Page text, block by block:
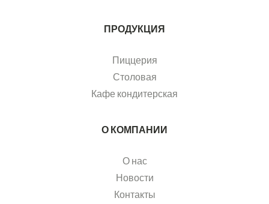
ПРОДУКЦИЯ
Пиццерия
Столовая
Кафе кондитерская
О КОМПАНИИ
О нас
Новости
Контакты